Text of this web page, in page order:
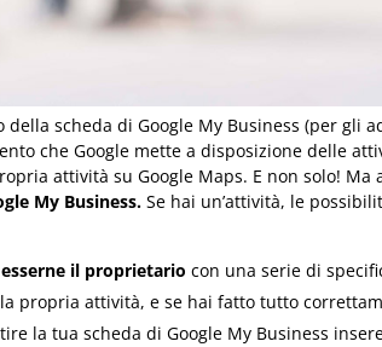
scheda di Google My Business (per gli
che Google mette a disposizione delle
attività su Google Maps. E non solo! Ma
My Business.Se hai un’attività, le
il proprietario con una serie di
propria attività, e se hai fatto tutto
la tua scheda di Google My Business